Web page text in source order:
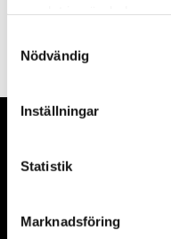
Nödvändig
Inställningar
Statistik
Marknadsföring
Våra främsta
& däckmaskiner och
gärna om vad som